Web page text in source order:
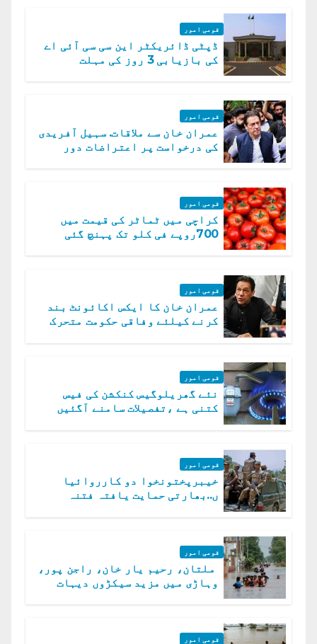
قومی امور
ڈپٹی ڈائریکٹر این سی سی آئی اے
کی بازیابی 3 روز کی مہلت
قومی امور
عمران خان سے ملاقات. سہیل آفریدی
کی درخواست پر اعتراضات دور
قومی امور
کراچی میں ٹماٹر کی قیمت میں
700روپے فی کلو تک پہنچ گئی
قومی امور
عمران خان کا ایکس اکائونٹ بند
کرنے کیلئے وفاقی حکومت متحرک
قومی امور
نئے گھریلوگیس کنکشن کی فیس
کتنی ہے ،تفصیلات سامنے آگئیں
قومی امور
خیبرپختونخوا دو کارروائیا
ں..بھارتی حمایت یافتہ فتنہ
قومی امور
ملتان، رحیم یار خان، راجن پور،
وہاڑی میں مزید سیکڑوں دیہات
قومی امور